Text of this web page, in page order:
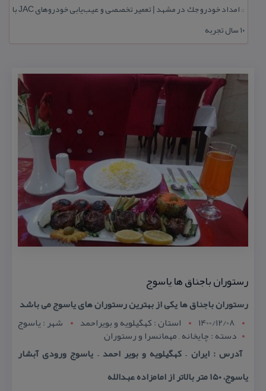
::
امداد خودرو جك در مشهد | تعمیر تخصصی و عیب‌یابی خودروهای JAC با
۱۰ سال تجربه
رستوران باجناق ها یاسوج
رستوران باجناق ها یكی از بهترین رستوران های یاسوج می باشد
1400/12/08
استان : کهگيلويه و بويراحمد شهر : ياسوج
دسته : چایخانه , مهمانسرا و رستوران
آدرس : ایران – كهگیلویه و بویر احمد – یاسوج ورودی آبشار
یاسوج، ۱۵۰ متر بالاتر از امامزاده عبدالله